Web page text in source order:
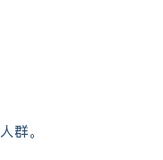
群。